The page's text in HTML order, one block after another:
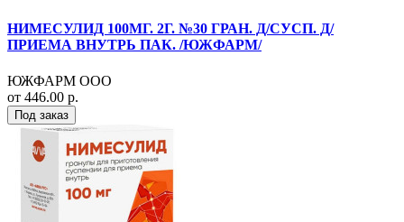
НИМЕСУЛИД 100МГ. 2Г. №30 ГРАН. Д/СУСП. Д/
ПРИЕМА ВНУТРЬ ПАК. /ЮЖФАРМ/
ЮЖФАРМ ООО
от 446.00 р.
Под заказ